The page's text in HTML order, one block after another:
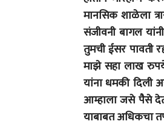
मानसिक शाळेला
संजीवनी बागल
तुमची ईसर पावती
माझे सहा लाख
यांना धमकी दिली
आम्हाला जसे पैसे
याबाबत अधिकचा